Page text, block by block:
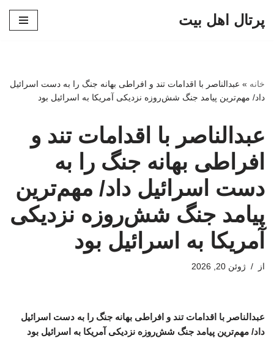
پرتال اهل بیت
خانه » عبدالناصر با اقدامات تند و افراطی بهانه جنگ را به دست اسرائیل
داد/ مهم‌ترین پیامد جنگ شش‌روزه نزدیکی آمریکا به اسرائیل بود
عبدالناصر با اقدامات تند و
افراطی بهانه جنگ را به
دست اسرائیل داد/ مهم‌ترین
پیامد جنگ شش‌روزه نزدیکی
آمریکا به اسرائیل بود
از ژوئن 20, 2026
عبدالناصر با اقدامات تند و افراطی بهانه جنگ را به دست اسرائیل
داد/ مهم‌ترین پیامد جنگ شش‌روزه نزدیکی آمریکا به اسرائیل بود